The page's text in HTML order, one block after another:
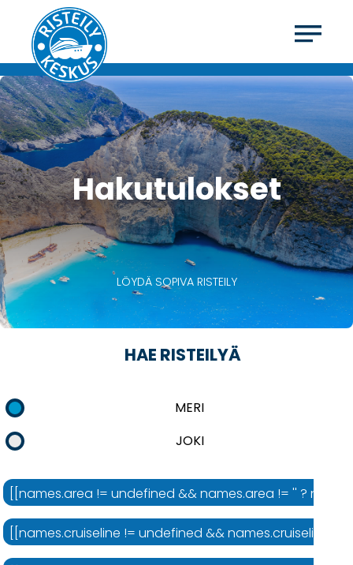
Hakutulokset
LÖYDÄ SOPIVA RISTEILY
HAE RISTEILYÄ
MERI
JOKI
[[names.area != undefined && names.area != '' ?
[[names.cruiseline != undefined && names.cruiseline